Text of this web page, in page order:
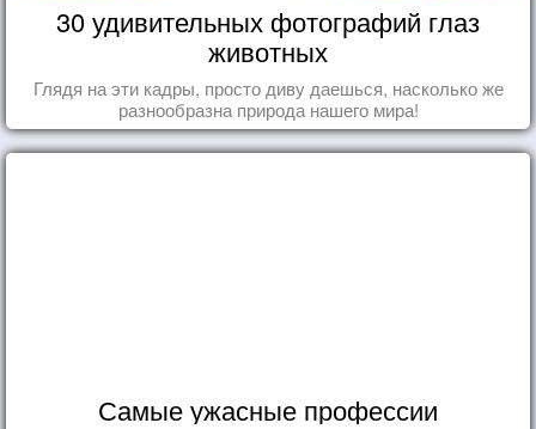
30 удивительных фотографий глаз
животных
Глядя на эти кадры, просто диву даешься, насколько же
разнообразна природа нашего мира!
Самые ужасные профессии